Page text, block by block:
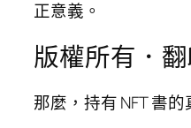
正意義。
版權所有．
那麼，持有 NFT 書